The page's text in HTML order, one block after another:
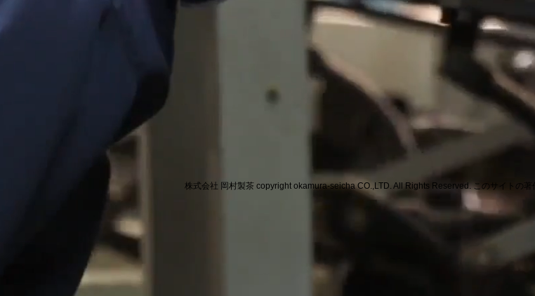
株式会社 岡村製茶 copyright okamura-seicha CO.,LTD. All Rights Reserved. このサイトの著